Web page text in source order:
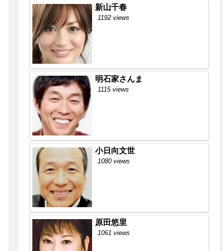
新山千春
1192 views
明石家さんま
1115 views
小日向文世
1080 views
原田悠里
1061 views